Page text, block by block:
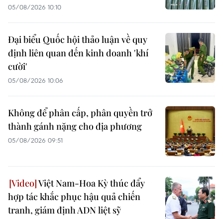
05/08/2026 10:10
Đại biểu Quốc hội thảo luận về quy
định liên quan đến kinh doanh 'khí
cười'
05/08/2026 10:06
Không để phân cấp, phân quyền trở
thành gánh nặng cho địa phương
05/08/2026 09:51
Việt Nam-Hoa Kỳ thúc đẩy
hợp tác khắc phục hậu quả chiến
tranh, giám định ADN liệt sỹ